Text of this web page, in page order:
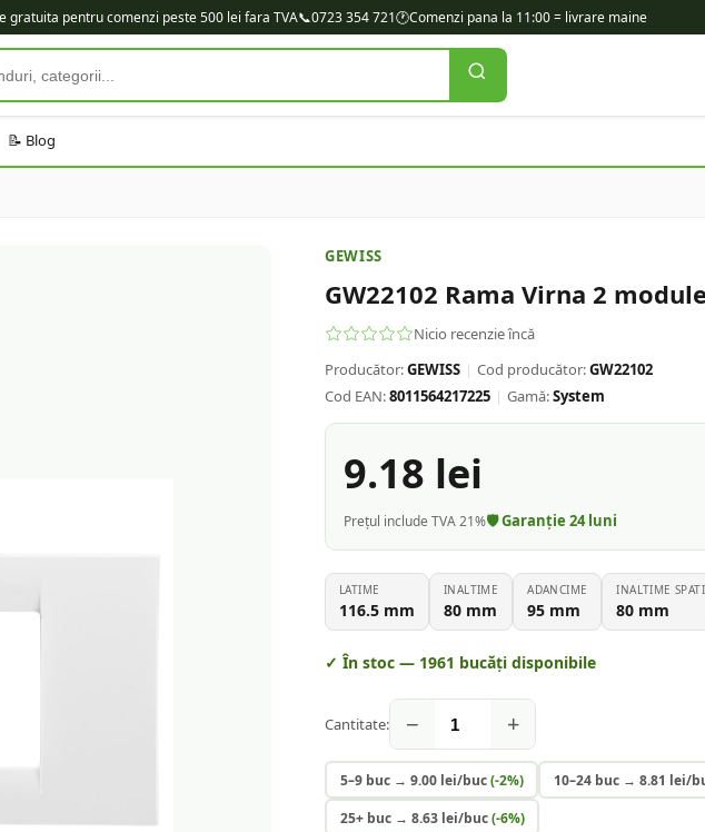
gratuita pentru comenzi peste 500 lei fara TVA📞0723 354 721🕐Comenzi pana la 11:00 = livrare maine
📝 Blog
GEWISS
GW22102 Rama Virna 2
Nicio recenzie încă
Producător:GEWISS | Cod producător:GW22102
Cod EAN:8011564217225 | Gamă:System
9.18 lei
Prețul include TVA 21%🛡️ Garanție 24luni
LATIME
116.5 mm
INALTIME
80 mm
ADANCIME
95 mm
INALTIME
80 mm
✓ În stoc — 1961 bucăți disponibile
Cantitate: − +
5–9 buc→ 9.00lei/buc(-2%) 10–24 buc→ 8.81 lei/
25+ buc→ 8.63lei/buc(-6%)